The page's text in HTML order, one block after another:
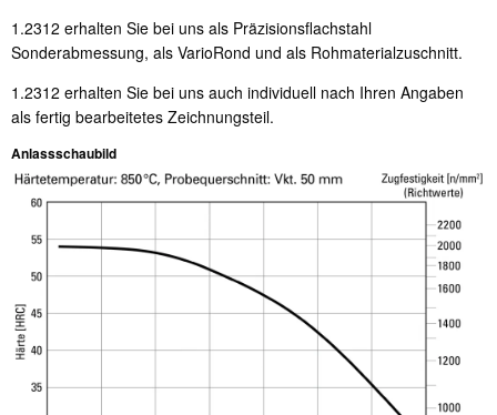
1.2312 erhalten Sie bei uns als Präzisionsflachstahl
Sonderabmessung, als VarioRond und als Rohmaterialzuschnitt.
1.2312 erhalten Sie bei uns auch individuell nach Ihren Angaben
als fertig bearbeitetes Zeichnungsteil.
Anlassschaubild